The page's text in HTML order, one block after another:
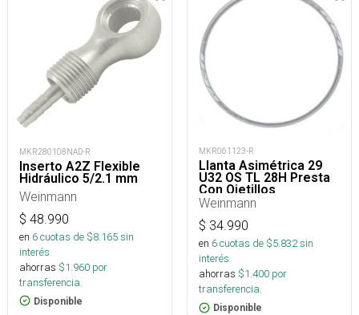
MKR280108NAD-R
Inserto A2Z Flexible
Hidráulico 5/2.1 mm
Weinmann
$ 48.990
en 6cuotas de $8.165sin
interés
ahorras $1.960 por
transferencia.
Disponible
MKR061123-R
Llanta Asimétrica 29
U32 OS TL 28H Presta
Con Ojetillos
Weinmann
$ 34.990
en 6cuotas de $5.832sin
interés
ahorras $1.400 por
transferencia.
Disponible